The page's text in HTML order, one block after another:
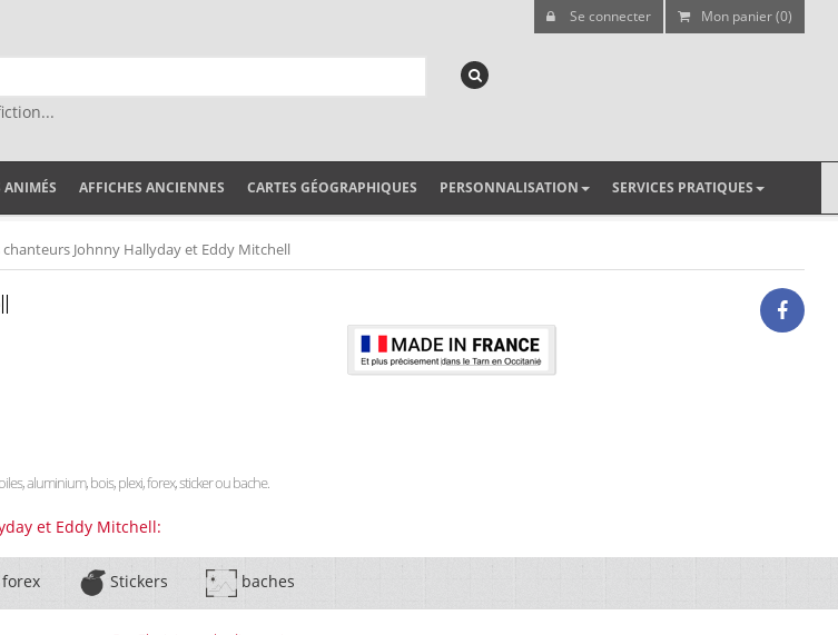
Se connecter Mon panier (0)
ANIMÉS AFFICHES ANCIENNES CARTES GÉOGRAPHIQUES PERSONNALISATION SERVICES PRATIQUES
chanteurs Johnny Hallyday et Eddy Mitchell
aluminium, bois, plexi, forex, sticker ou bache.
et Eddy Mitchell:
Stickers baches